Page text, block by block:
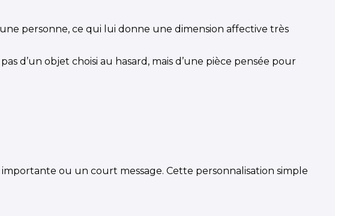
personne, ce qui lui donne une dimension affective très
d’un objet choisi au hasard, mais d’une pièce pensée pour
ou un court message. Cette personnalisation simple